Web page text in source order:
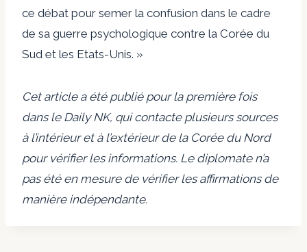
ce débat pour semer la confusion dans le cadre
de sa guerre psychologique contre la Corée du
Sud et les Etats-Unis. »
Cet article a été publié pour la première fois
dans le Daily NK, qui contacte plusieurs sources
à l’intérieur et à l’extérieur de la Corée du Nord
pour vérifier les informations. Le diplomate n’a
pas été en mesure de vérifier les affirmations de
manière indépendante.